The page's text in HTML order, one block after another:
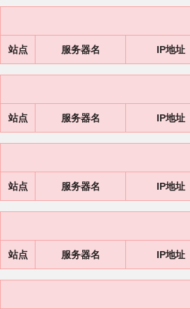
站点 服务器名 IP地址
站点 服务器名 IP地址
站点 服务器名 IP地址
站点 服务器名 IP地址